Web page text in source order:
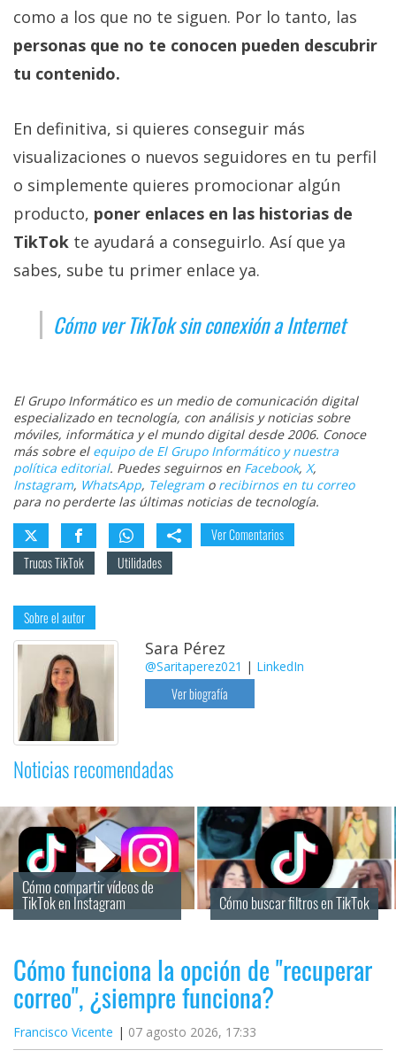
como a los que no te siguen. Por lo tanto, las
personas que no te conocen pueden descubrir
tu contenido.
En definitiva, si quieres conseguir más
visualizaciones o nuevos seguidores en tu perfil
o simplemente quieres promocionar algún
producto, poner enlaces en las historias de
TikTok te ayudará a conseguirlo. Así que ya
sabes, sube tu primer enlace ya.
Cómo ver TikTok sin conexión a Internet
El Grupo Informático es un medio de comunicación digital
especializado en tecnología, con análisis y noticias sobre
móviles, informática y el mundo digital desde 2006. Conoce
más sobre el equipo de El Grupo Informático y nuestra
política editorial. Puedes seguirnos en Facebook, X,
Instagram, WhatsApp, Telegramo recibirnos en tu correo
para no perderte las últimas noticias de tecnología.
Ver Comentarios
Trucos TikTok
Utilidades
Sobre el autor
Sara Pérez
@Saritaperez021 | LinkedIn
Ver biografía
Noticias recomendadas
Cómo compartir vídeos de
TikTok en Instagram Cómo buscar filtros en TikTok
Cómo funciona la opción de "recuperar
correo", ¿siempre funciona?
Francisco Vicente 07 agosto 2026, 17:33